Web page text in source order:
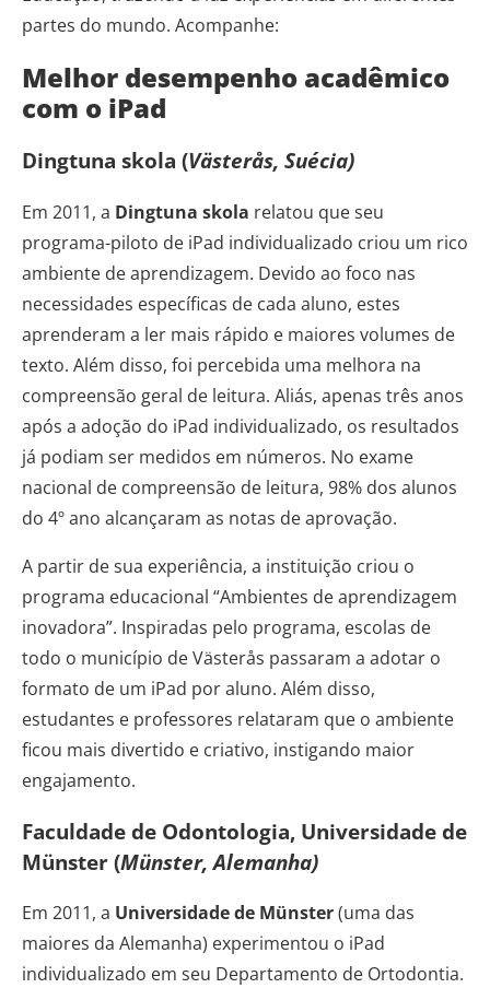
partes do mundo. Acompanhe:
Melhor desempenho acadêmico
com o iPad
Dingtuna skola (Västerås, Suécia)
Em 2011, a Dingtuna skola relatou que seu
programa-piloto de iPad individualizado criou um rico
ambiente de aprendizagem. Devido ao foco nas
necessidades específicas de cada aluno, estes
aprenderam a ler mais rápido e maiores volumes de
texto. Além disso, foi percebida uma melhora na
compreensão geral de leitura. Aliás, apenas três anos
após a adoção do iPad individualizado, os resultados
já podiam ser medidos em números. No exame
nacional de compreensão de leitura, 98% dos alunos
do 4º ano alcançaram as notas de aprovação.
A partir de sua experiência, a instituição criou o
programa educacional “Ambientes de aprendizagem
inovadora”. Inspiradas pelo programa, escolas de
todo o município de Västerås passaram a adotar o
formato de um iPad por aluno. Além disso,
estudantes e professores relataram que o ambiente
ficou mais divertido e criativo, instigando maior
engajamento.
Faculdade de Odontologia, Universidade de
Münster (Münster, Alemanha)
Em 2011, a Universidade de Münster(uma das
maiores da Alemanha) experimentou o iPad
individualizado em seu Departamento de Ortodontia.